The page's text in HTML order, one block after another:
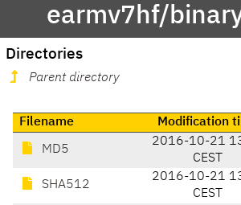
earmv7hf/
Directories
Parent directory
Filename Modification
MD5
2016-10-21
CEST
SHA512
2016-10-21
CEST